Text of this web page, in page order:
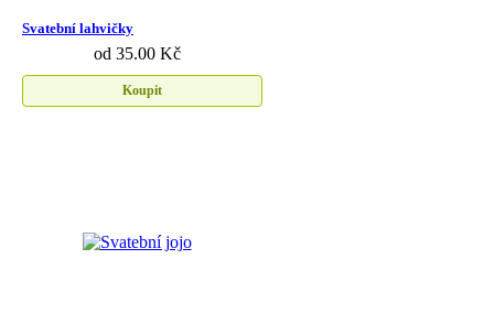
Svatební lahvičky
od 35.00 Kč
Koupit